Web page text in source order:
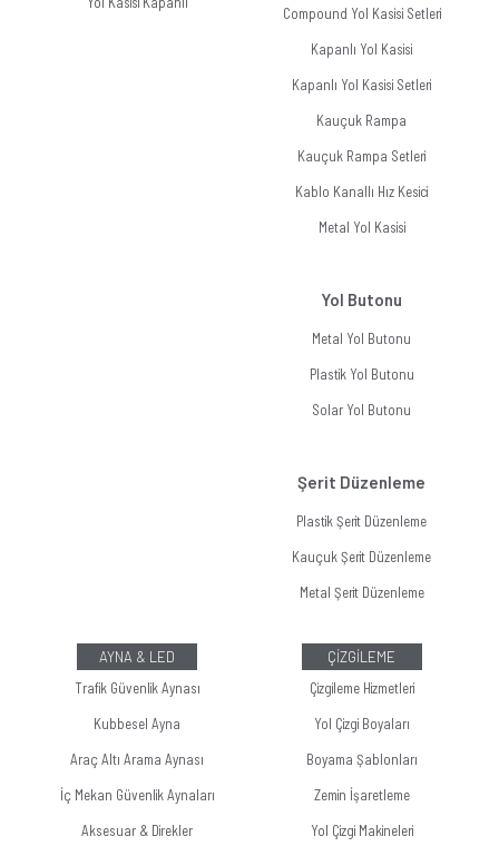
Compound Yol Kasisi Setleri
Kapanlı Yol Kasisi
Kapanlı Yol Kasisi Setleri
Kauçuk Rampa
Kauçuk Rampa Setleri
Kablo Kanallı Hız Kesici
Metal Yol Kasisi
Yol Butonu
Metal Yol Butonu
Plastik Yol Butonu
Solar Yol Butonu
Şerit Düzenleme
Plastik Şerit Düzenleme
Kauçuk Şerit Düzenleme
Metal Şerit Düzenleme
AYNA & LED
Trafik Güvenlik Aynası
Kubbesel Ayna
Araç Altı Arama Aynası
İç Mekan Güvenlik Aynaları
Aksesuar & Direkler
ÇİZGİLEME
Çizgileme Hizmetleri
Yol Çizgi Boyaları
Boyama Şablonları
Zemin İşaretleme
Yol Çizgi Makineleri